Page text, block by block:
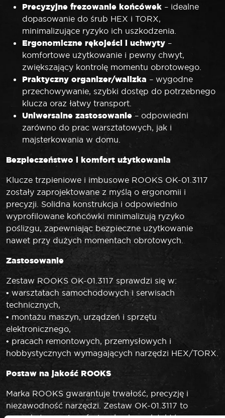
Precyzyjne frezowanie końcówek – idealne
dopasowanie do śrub HEX i TORX,
minimalizujące ryzyko ich uszkodzenia.
Ergonomiczne rękojeści i uchwyty –
komfortowe użytkowanie i pewny chwyt,
zwiększający kontrolę momentu obrotowego.
Praktyczny organizer/walizka – wygodne
przechowywanie, szybki dostęp do potrzebnego
klucza oraz łatwy transport.
Uniwersalne zastosowanie– odpowiedni
zarówno do prac warsztatowych, jak i
majsterkowania w domu.
Bezpieczeństwo i komfort użytkowania
Klucze trzpieniowe i imbusowe ROOKS OK-01.3117
zostały zaprojektowane z myślą o ergonomii i
precyzji. Solidna konstrukcja i odpowiednio
wyprofilowane końcówki minimalizują ryzyko
poślizgu, zapewniając bezpieczne użytkowanie
nawet przy dużych momentach obrotowych.
Zastosowanie
Zestaw ROOKS OK-01.3117 sprawdzi się w:
• warsztatach samochodowych i serwisach
technicznych,
• montażu maszyn, urządzeń i sprzętu
elektronicznego,
• pracach remontowych, przemysłowych i
hobbystycznych wymagających narzędzi HEX/TORX.
Postaw na jakość ROOKS
Marka ROOKS gwarantuje trwałość, precyzję i
niezawodność narzędzi. Zestaw OK-01.3117 to